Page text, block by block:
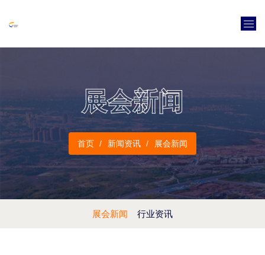
展会新闻
首页 新闻资讯 展会新闻
展会新闻 行业资讯